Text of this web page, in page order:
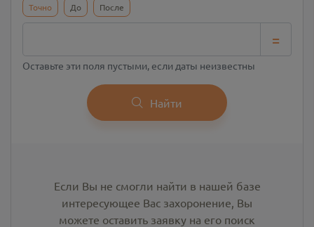
Точно До После
=
Оставьте эти поля пустыми, если даты неизвестны
Найти
Если Вы не смогли найти в нашей базе
интересующее Вас захоронение, Вы
можете оставить заявку на его поиск